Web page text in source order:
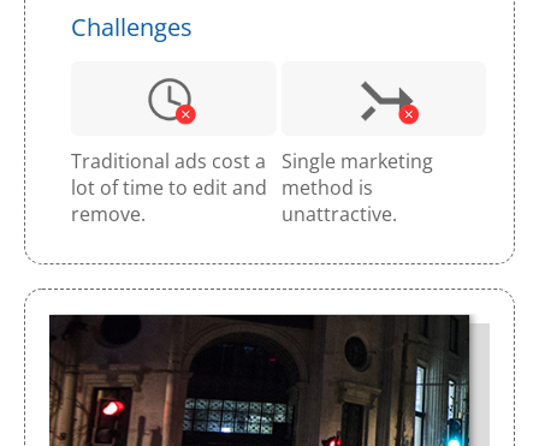
Challenges
Traditional ads cost a
lot of time to edit and
remove.
Single marketing
method is
unattractive.